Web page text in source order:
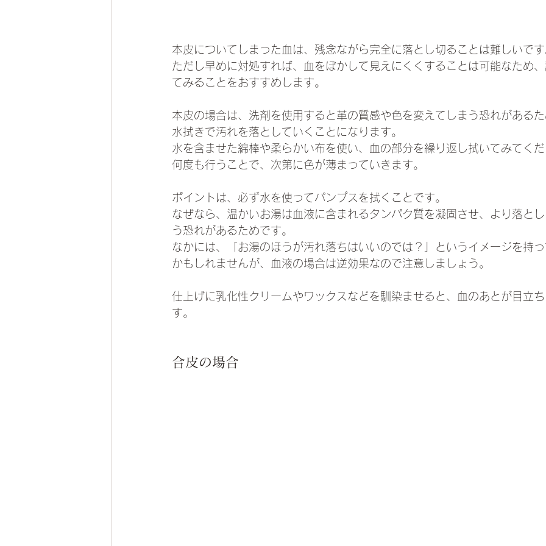
本皮についてしまった血は、残念ながら完全に落とし切ることは難しいで
ただし早めに対処すれば、血をぼかして見えにくくすることは可能なため
てみることをおすすめします。
本皮の場合は、洗剤を使用すると革の質感や色を変えてしまう恐れがある
水拭きで汚れを落としていくことになります。
水を含ませた綿棒や柔らかい布を使い、血の部分を繰り返し拭いてみてく
何度も行うことで、次第に色が薄まっていきます。
ポイントは、必ず水を使ってパンプスを拭くことです。
なぜなら、温かいお湯は血液に含まれるタンパク質を凝固させ、より落と
う恐れがあるためです。
なかには、「お湯のほうが汚れ落ちはいいのでは？」というイメージを持
かもしれませんが、血液の場合は逆効果なので注意しましょう。
仕上げに乳化性クリームやワックスなどを馴染ませると、血のあとが目立
す。
合皮の場合